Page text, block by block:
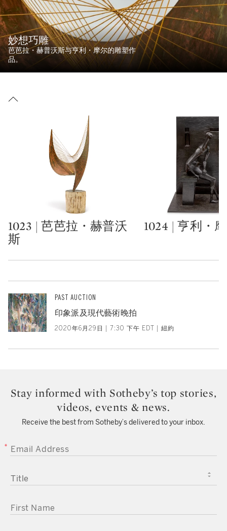
妙想巧雕
芭芭拉・赫普沃斯与亨利・摩尔的雕塑作
品。
Type: lot
1023 | 芭芭拉・赫普沃
斯
Type: lot
1024 | 亨利・
PAST AUCTION
印象派及現代藝術晚拍
2020年6月29日 | 7:30 下午 EDT | 紐約
Stay informed with Sotheby’s top stories,
videos, events & news.
Receive the best from Sotheby’s delivered to your inbox.
EMAIL ADDRESS
TITLE
FIRST NAME